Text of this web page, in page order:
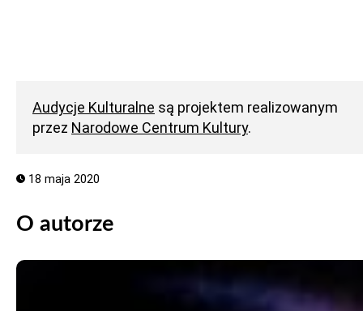
Audycje Kulturalne są projektem realizowanym
przez Narodowe Centrum Kultury.
18 maja 2020
O autorze